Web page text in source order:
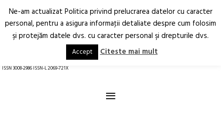
Arhitectură.
Oraș.
RO EN
ISSN 3008-2986 ISSN-L 2069-721X
≡
Ne-am actualizat Politica privind prelucrarea datelor cu caracter
personal, pentru a asigura informaţii detaliate despre cum folosim
şi protejăm datele dvs. cu caracter personal şi drepturile dvs.
Accept Citeste mai mult